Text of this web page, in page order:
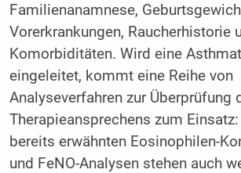
Familienanamnese,
Vorerkrankungen, Raucherhistorie
Komorbiditäten. Wird eine
eingeleitet, kommt eine Reihe von
Analyseverfahren zur Überprüfung
Therapieansprechens zum
bereits erwähnten Eosinophilen-
und FeNO-Analysen stehen auch